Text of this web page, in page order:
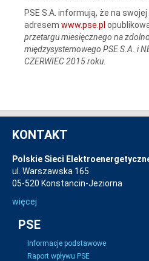
PSE S.A. informują, że na
adresem www.pse.pl
przetargu miesięcznego na
międzysystemowego PSE S.A. i
CZERWIEC 2015 roku
KONTAKT
Polskie Sieci
ul. Warszawska 165
05-520 Konstancin-Jeziorna
więcej
PSE
Informacje podstawowe
Raport wpływu PSE